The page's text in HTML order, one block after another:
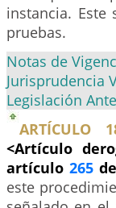
instancia.
pruebas.
Notas de
Jurisprudencia
Legislación
ARTÍCULO
<Artículo
artículo265
este